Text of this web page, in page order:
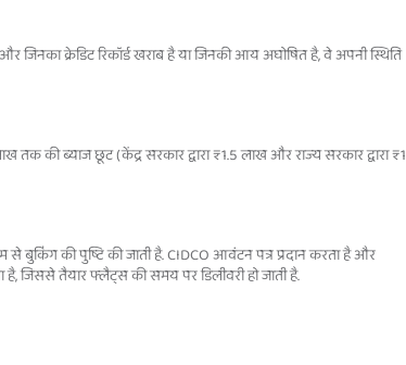
क्रेडिट रिकॉर्ड खराब है या जिनकी आय अघोषित है, वे अपनी स्थिति
तक की ब्याज छूट (केंद्र सरकार द्वारा ₹1.5 लाख और राज्य सरकार द्वारा ₹1
बुकिंग की पुष्टि की जाती है. CIDCO आवंटन पत्र प्रदान करता है और
जिससे तैयार फ्लैट्स की समय पर डिलीवरी हो जाती है.